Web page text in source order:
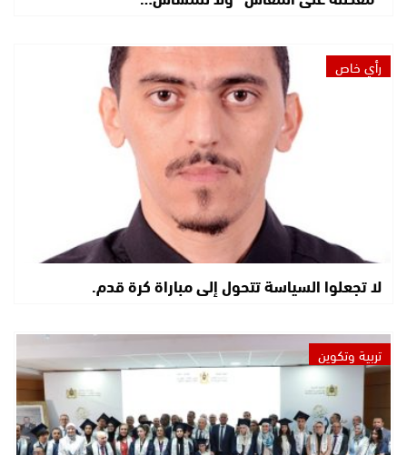
رأي خاص
لا تجعلوا السياسة تتحول إلى مباراة كرة قدم.
تربية وتكوين